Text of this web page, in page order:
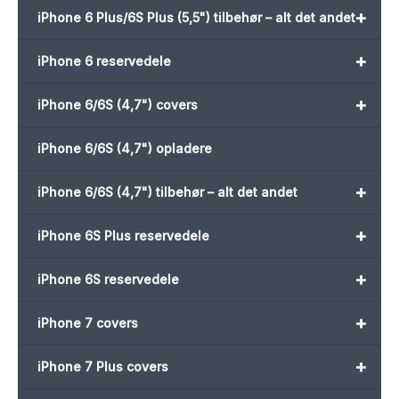
+
iPhone 6 Plus/6S Plus (5,5") tilbehør – alt det andet
+
iPhone 6 reservedele
+
iPhone 6/6S (4,7") covers
iPhone 6/6S (4,7") opladere
+
iPhone 6/6S (4,7") tilbehør – alt det andet
+
iPhone 6S Plus reservedele
+
iPhone 6S reservedele
+
iPhone 7 covers
+
iPhone 7 Plus covers